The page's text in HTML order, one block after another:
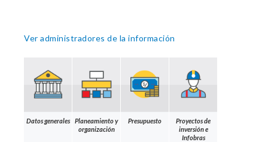
Ver administradores de la información
Datos generales
Planeamiento y
organización
Presupuesto
Proyectos de
inversión e
Infobras